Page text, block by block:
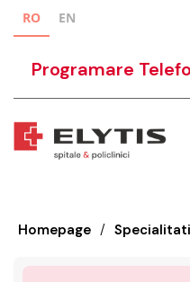
RO EN
Programare
Homepage / Specialitati